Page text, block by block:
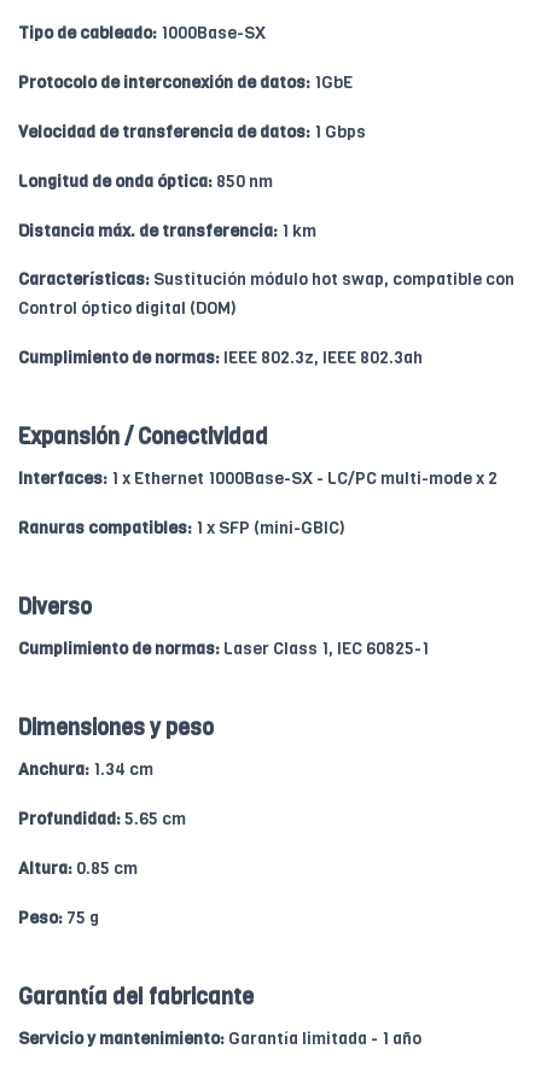
Tipo de cableado: 1000Base-SX
Protocolo de interconexión de datos: 1GbE
Velocidad de transferencia de datos: 1 Gbps
Longitud de onda óptica: 850 nm
Distancia máx. de transferencia: 1 km
Características: Sustitución módulo hot swap, compatible con
Control óptico digital (DOM)
Cumplimiento de normas: IEEE 802.3z, IEEE 802.3ah
Expansión / Conectividad
Interfaces: 1 x Ethernet 1000Base-SX - LC/PC multi-mode x 2
Ranuras compatibles: 1 x SFP (mini-GBIC)
Diverso
Cumplimiento de normas: Laser Class 1, IEC 60825-1
Dimensiones y peso
Anchura: 1.34 cm
Profundidad:5.65 cm
Altura: 0.85 cm
Peso: 75 g
Garantía del fabricante
Servicio y mantenimiento: Garantía limitada - 1 año